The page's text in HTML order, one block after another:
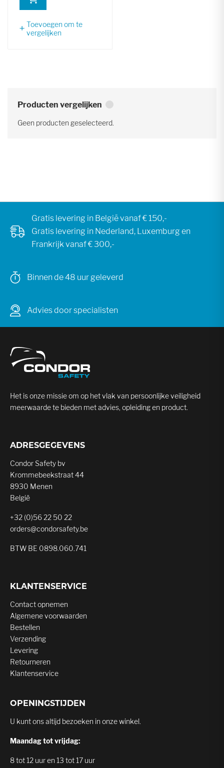
Toevoegen om te
vergelijken
Producten vergelijken
Geen producten geselecteerd.
Gratis levering in België vanaf € 150,-
Gratis levering in Nederland, Luxemburg en
Frankrijk vanaf € 300,-
Binnen de 48 uur geleverd
Advies door specialisten
Het is onze missie om op het vlak van persoonlijke veiligheid
meerwaarde te bieden met advies, opleiding en product.
ADRESGEGEVENS
Condor Safety bv
Krommebeekstraat 44
8930 Menen
België
+32 (0)56 22 50 22
orders@condorsafety.be
BTW BE 0898.060.741
KLANTENSERVICE
Contact opnemen
Algemene voorwaarden
Bestellen
Verzending
Levering
Retourneren
Klantenservice
OPENINGSTIJDEN
U kunt ons altijd bezoeken in onze winkel.
Maandag tot vrijdag:
8 tot 12 uur en 13 tot 17 uur